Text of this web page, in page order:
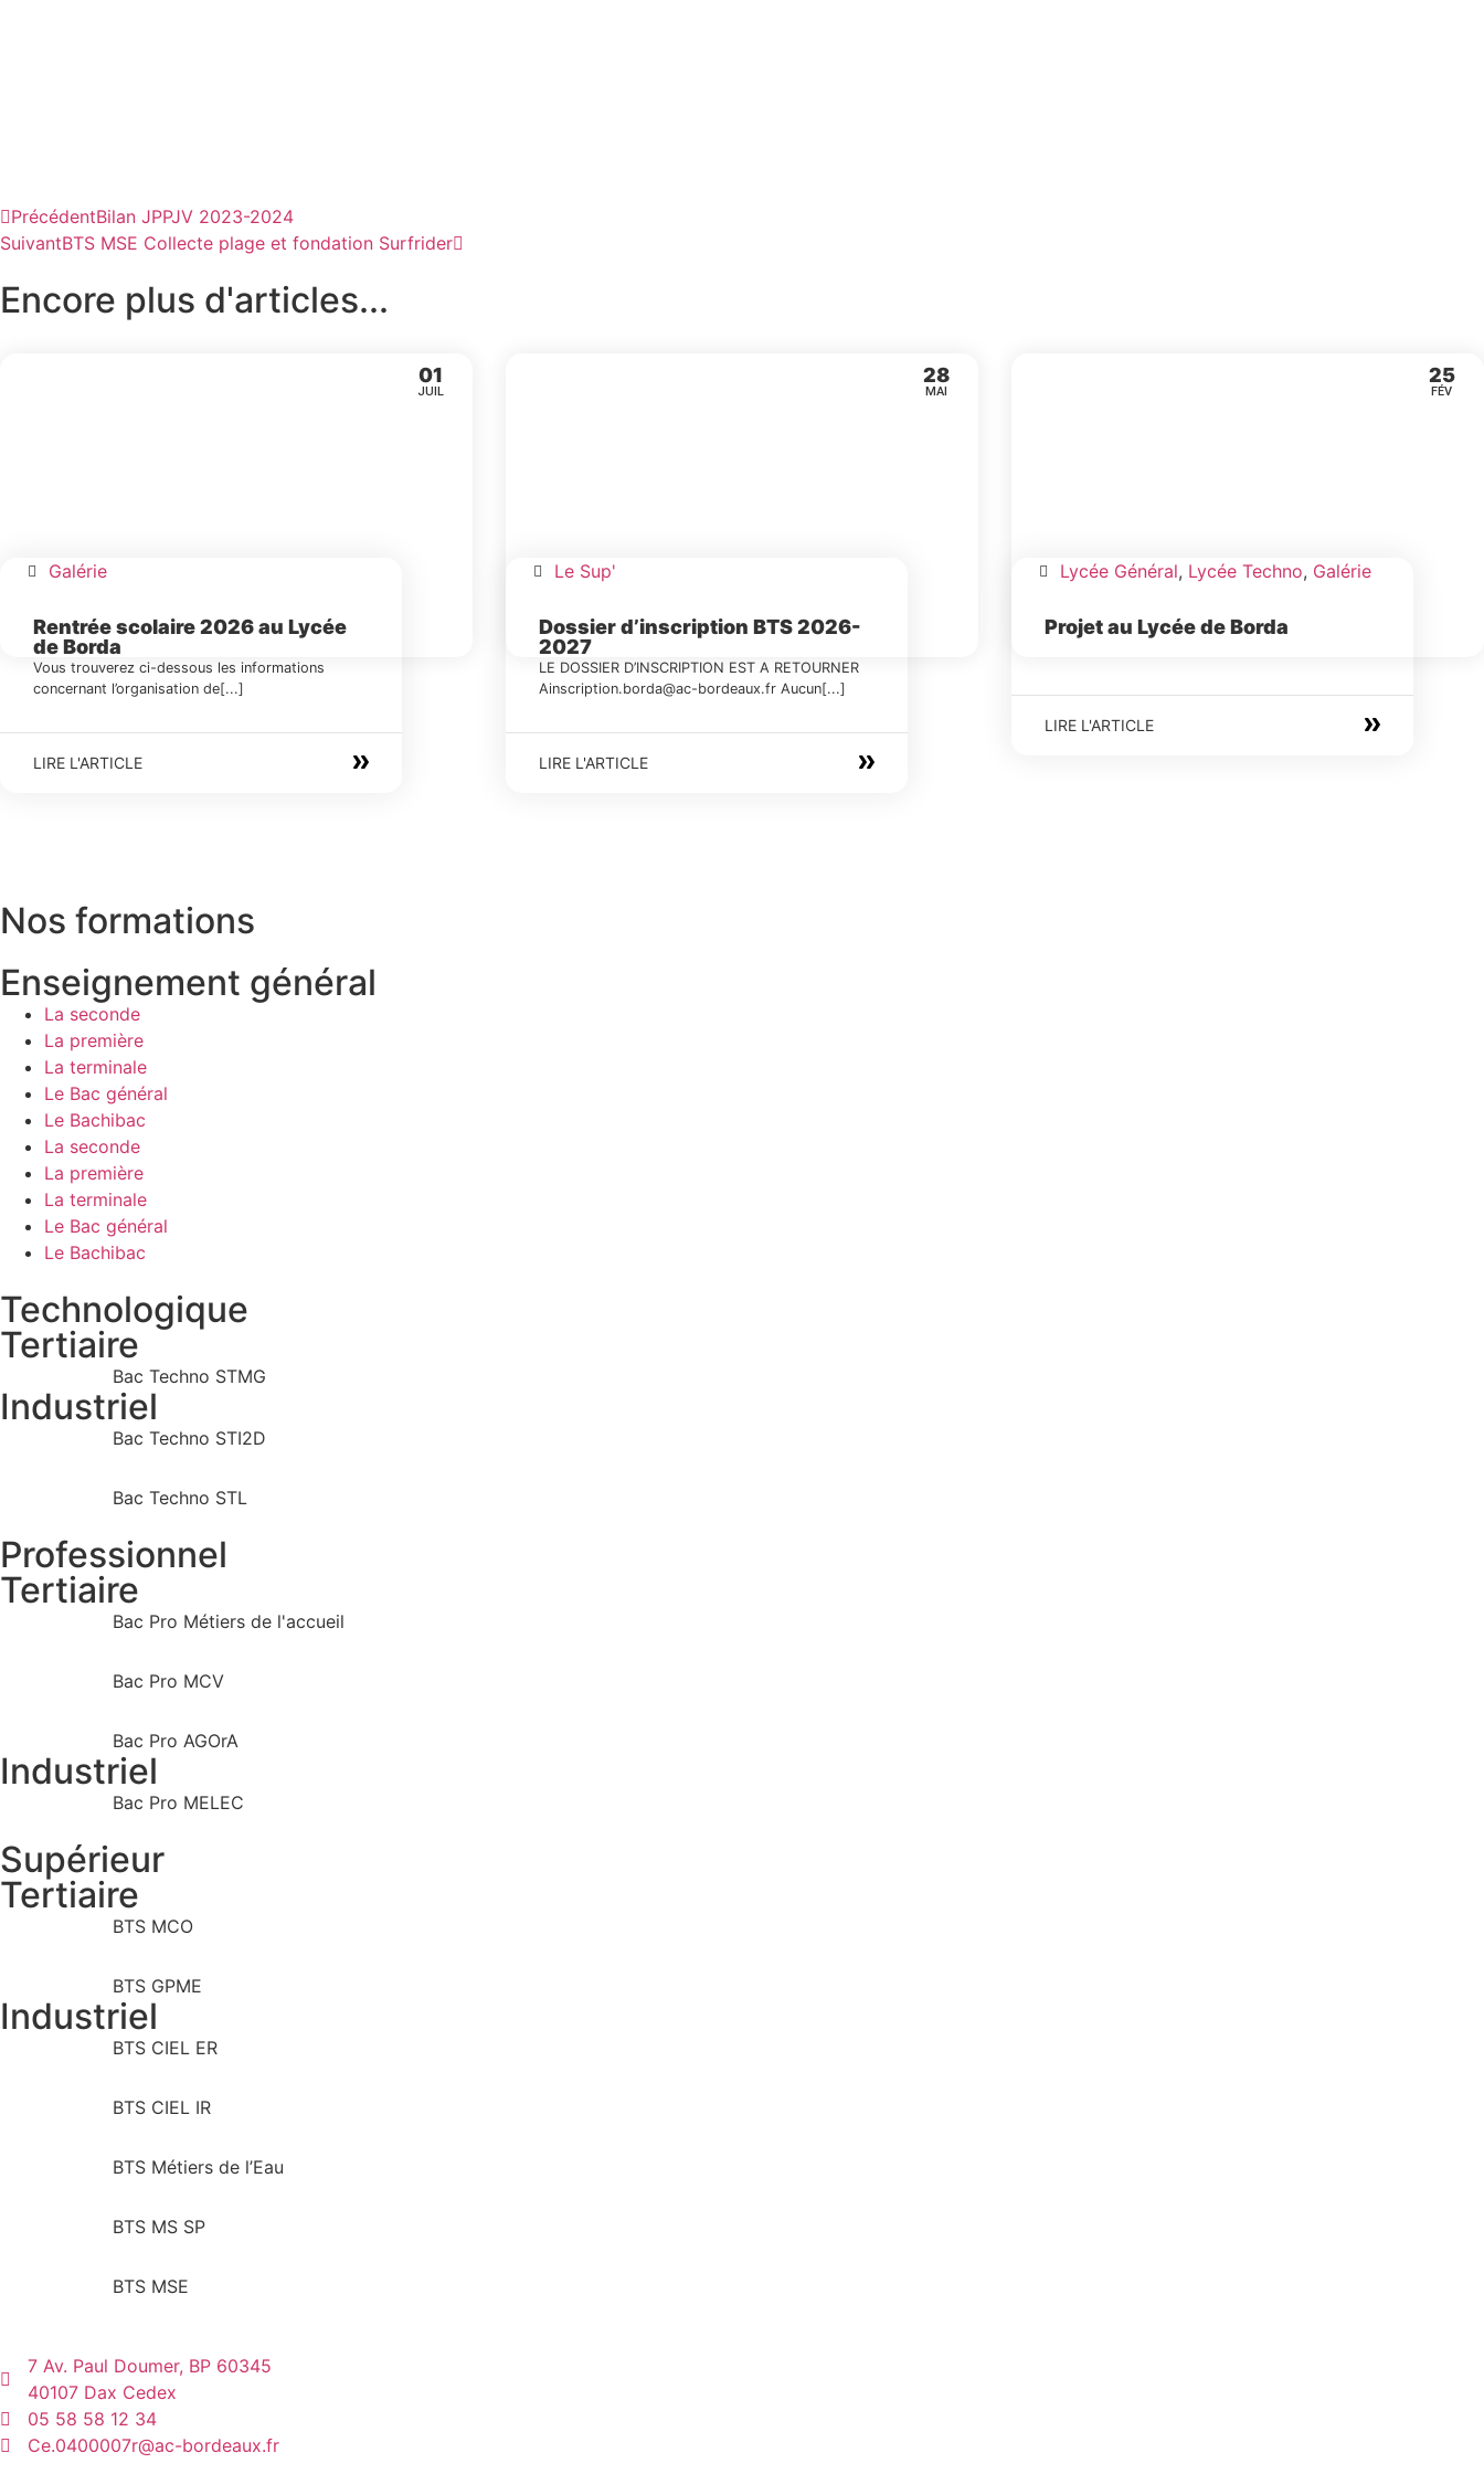
PrécédentBilan JPPJV 2023-2024
SuivantBTS MSE Collecte plage et fondation Surfrider
Encore plus d'articles...
01
JUIL
Galérie
Rentrée scolaire 2026 au Lycée
de Borda
Vous trouverez ci-dessous les informations
concernant l’organisation de[...]
LIRE L'ARTICLE
28
MAI
Le Sup'
Dossier d’inscription BTS 2026-
2027
LE DOSSIER D’INSCRIPTION EST A RETOURNER
Ainscription.borda@ac-bordeaux.fr Aucun[...]
LIRE L'ARTICLE
25
FÉV
Lycée Général, Lycée Techno, Galérie
Projet au Lycée de Borda
LIRE L'ARTICLE
Nos formations
Enseignement général
La seconde
La première
La terminale
Le Bac général
Le Bachibac
La seconde
La première
La terminale
Le Bac général
Le Bachibac
Technologique
Tertiaire
Bac Techno STMG
Industriel
Bac Techno STI2D
Bac Techno STL
Professionnel
Tertiaire
Bac Pro Métiers de l'accueil
Bac Pro MCV
Bac Pro AGOrA
Industriel
Bac Pro MELEC
Supérieur
Tertiaire
BTS MCO
BTS GPME
Industriel
BTS CIEL ER
BTS CIEL IR
BTS Métiers de l’Eau
BTS MS SP
BTS MSE
7 Av. Paul Doumer, BP 60345
40107 Dax Cedex
05 58 58 12 34
Ce.0400007r@ac-bordeaux.fr